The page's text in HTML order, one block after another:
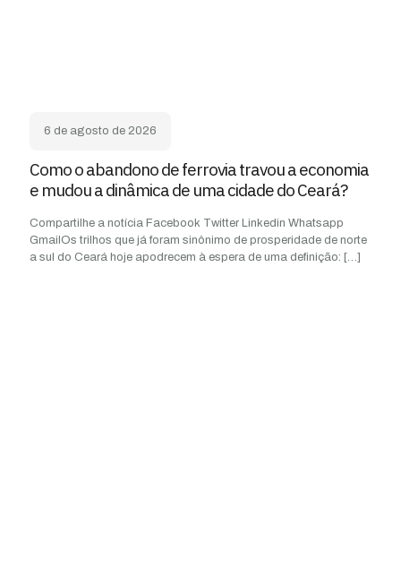
6 de agosto de 2026
Como o abandono de ferrovia travou a economia
e mudou a dinâmica de uma cidade do Ceará?
Compartilhe a notícia Facebook Twitter Linkedin Whatsapp
GmailOs trilhos que já foram sinônimo de prosperidade de norte
a sul do Ceará hoje apodrecem à espera de uma definição: […]